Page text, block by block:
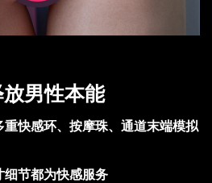
男性本能
快感环、按摩珠、通道末端模拟
细节都为快感服务